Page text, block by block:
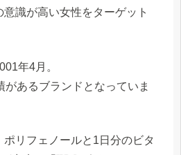
識が高い女性をターゲット
年4月。
があるブランドとなっていま
リフェノールと1日分のビタ